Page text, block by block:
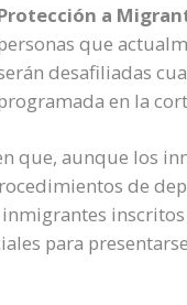
a
que
desafiliadas
en la
que, aunque los
de
inscritos
para